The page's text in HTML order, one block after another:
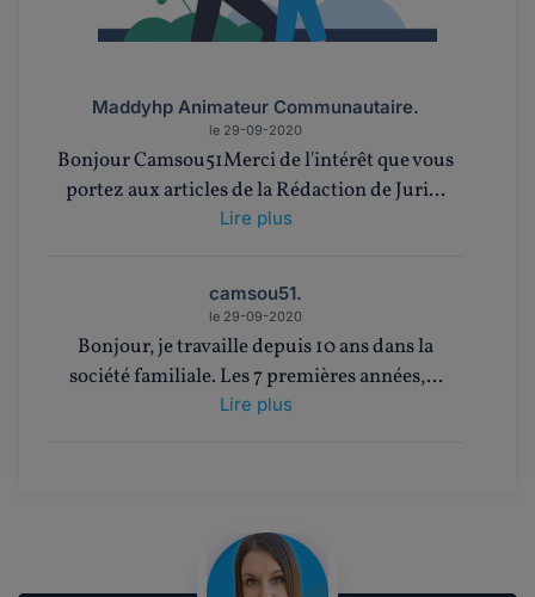
Maddyhp Animateur Communautaire.
le 29-09-2020
Bonjour Camsou51Merci de l'intérêt que vous
portez aux articles de la Rédaction de Juri...
Lire plus
camsou51.
le 29-09-2020
Bonjour, je travaille depuis 10 ans dans la
société familiale. Les 7 premières années,...
Lire plus
Bonjour,Je vous suggère de poser votre
question sur nos forums juridiques et de créer